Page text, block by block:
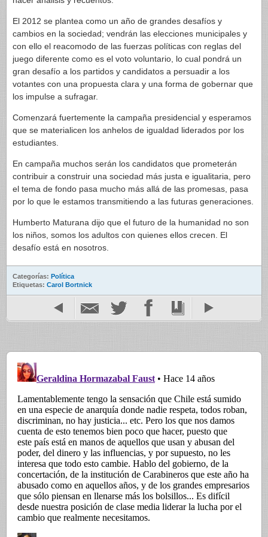
El 2012 se plantea como un año de grandes desafíos y
cambios en la sociedad; vendrán las elecciones municipales y
con ello el reacomodo de las fuerzas políticas con reglas del
juego diferente como es el voto voluntario, lo cual pondrá un
gran desafío a los partidos y candidatos a persuadir a los
votantes con una propuesta clara y una forma de gobernar que
los impulse a sufragar.
Comenzará fuertemente la campaña presidencial y esperamos
que se materialicen los anhelos de igualdad liderados por los
estudiantes.
En campaña muchos serán los candidatos que prometerán
contribuir a construir una sociedad más justa e igualitaria, pero
el tema de fondo pasa mucho más allá de las promesas, pasa
por lo que le estamos transmitiendo a las futuras generaciones.
Humberto Maturana dijo que el futuro de la humanidad no son
los niños, somos los adultos con quienes ellos crecen. El
desafío está en nosotros.
Categorías: Política
Etiquetas: Carol Bortnick